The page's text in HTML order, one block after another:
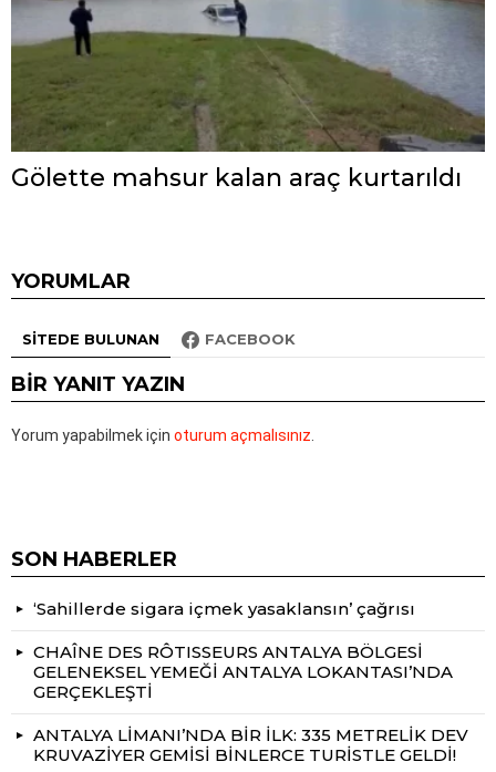
Gölette mahsur kalan araç kurtarıldı
YORUMLAR
SITEDE BULUNAN FACEBOOK
BIR YANIT YAZIN
Yorum yapabilmek için oturum açmalısınız
SON HABERLER
‘Sahillerde sigara içmek yasaklansın’ çağrısı
CHAÎNE DES RÔTISSEURS ANTALYA BÖLGESİ
GELENEKSEL YEMEĞİ ANTALYA LOKANTASI’NDA
GERÇEKLEŞTİ
ANTALYA LİMANI’NDA BİR İLK: 335 METRELİK DEV
KRUVAZİYER GEMİSİ BİNLERCE TURİSTLE GELDİ!